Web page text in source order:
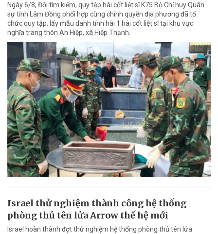
Ngày 6/8, Đội tìm kiếm, quy tập hài cốt liệt sĩ K75 Bộ Chỉ huy Quân
sự tỉnh Lâm Đồng phối hợp cùng chính quyền địa phương đã tổ
chức quy tập, lấy mẫu danh tính hài 1 hài cốt liệt sĩ tại khu vực
nghĩa trang thôn An Hiệp, xã Hiệp Thạnh.
Israel thử nghiệm thành công hệ thống
phòng thủ tên lửa Arrow thế hệ mới
Israel hoàn thành đợt thử nghiệm hệ thống phòng thủ tên lửa